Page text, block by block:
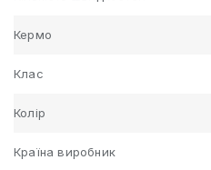
Кермо
Клас
Колір
Країна виробник